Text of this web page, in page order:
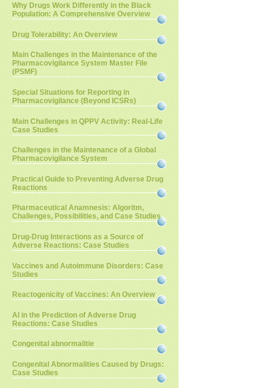
Why Drugs Work Differently in the Black
Population: A Comprehensive Overview
Drug Tolerability: An Overview
Main Challenges in the Maintenance of the
Pharmacovigilance System Master File
(PSMF)
Special Situations for Reporting in
Pharmacovigilance (Beyond ICSRs)
Main Challenges in QPPV Activity: Real-Life
Case Studies
Challenges in the Maintenance of a Global
Pharmacovigilance System
Practical Guide to Preventing Adverse Drug
Reactions
Pharmaceutical Anamnesis: Algoritm,
Challenges, Possibilities, and Case Studies
Drug-Drug Interactions as a Source of
Adverse Reactions: Case Studies
Vaccines and Autoimmune Disorders: Case
Studies
Reactogenicity of Vaccines: An Overview
AI in the Prediction of Adverse Drug
Reactions: Case Studies
Congenital abnormalitie
Congenital Abnormalities Caused by Drugs:
Case Studies